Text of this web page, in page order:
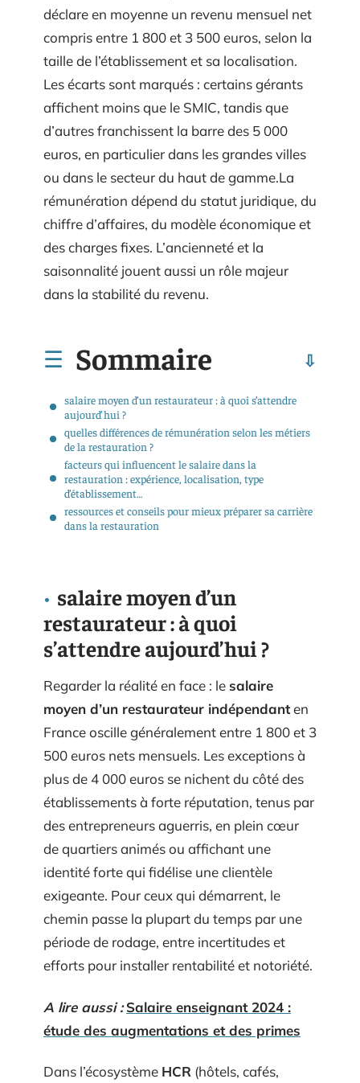
déclare en moyenne un revenu mensuel net
compris entre 1 800 et 3 500 euros, selon la
taille de l’établissement et sa localisation.
Les écarts sont marqués : certains gérants
affichent moins que le SMIC, tandis que
d’autres franchissent la barre des 5 000
euros, en particulier dans les grandes villes
ou dans le secteur du haut de gamme.La
rémunération dépend du statut juridique, du
chiffre d’affaires, du modèle économique et
des charges fixes. L’ancienneté et la
saisonnalité jouent aussi un rôle majeur
dans la stabilité du revenu.
Sommaire
salaire moyen d’un restaurateur : à quoi s’attendre
aujourd’hui ?
quelles différences de rémunération selon les métiers
de la restauration ?
facteurs qui influencent le salaire dans la
restauration : expérience, localisation, type
d’établissement…
ressources et conseils pour mieux préparer sa carrière
dans la restauration
salaire moyen d’un
restaurateur : à quoi
s’attendre aujourd’hui ?
Regarder la réalité en face : lesalaire
moyen d’un restaurateur indépendanten
France oscille généralement entre 1 800 et 3
500 euros nets mensuels. Les exceptions à
plus de 4 000 euros se nichent du côté des
établissements à forte réputation, tenus par
des entrepreneurs aguerris, en plein cœur
de quartiers animés ou affichant une
identité forte qui fidélise une clientèle
exigeante. Pour ceux qui démarrent, le
chemin passe la plupart du temps par une
période de rodage, entre incertitudes et
efforts pour installer rentabilité et notoriété.
A lire aussi : Salaire enseignant 2024 :
étude des augmentations et des primes
Dans l’écosystème HCR (hôtels, cafés,